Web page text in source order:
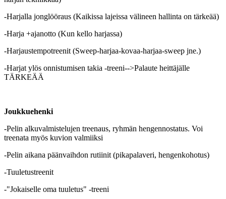
-Harjalla jonglööraus (Kaikissa lajeissa välineen hallinta on tärkeää)
-Harja +ajanotto (Kun kello harjassa)
-Harjaustempotreenit (Sweep-harjaa-kovaa-harjaa-sweep jne.)
-Harjat ylös onnistumisen takia -treeni-->Palaute heittäjälle
TÄRKEÄÄ
Joukkuehenki
-Pelin alkuvalmistelujen treenaus, ryhmän hengennostatus. Voi
treenata myös kuvion valmiiksi
-Pelin aikana päänvaihdon rutiinit (pikapalaveri, hengenkohotus)
-Tuuletustreenit
-"Jokaiselle oma tuuletus" -treeni